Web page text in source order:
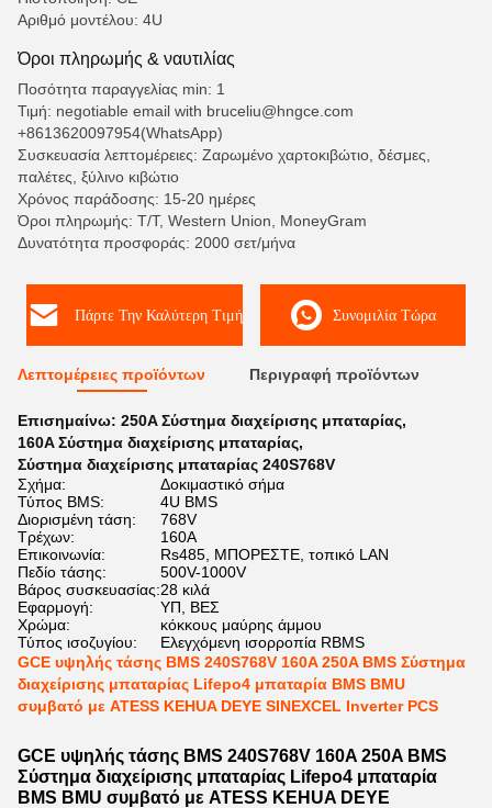
Αριθμό μοντέλου: 4U
Όροι πληρωμής & ναυτιλίας
Ποσότητα παραγγελίας min: 1
Τιμή: negotiable email with bruceliu@hngce.com
+8613620097954(WhatsApp)
Συσκευασία λεπτομέρειες: Ζαρωμένο χαρτοκιβώτιο, δέσμες,
παλέτες, ξύλινο κιβώτιο
Χρόνος παράδοσης: 15-20 ημέρες
Όροι πληρωμής: T/T, Western Union, MoneyGram
Δυνατότητα προσφοράς: 2000 σετ/μήνα
Πάρτε Την Καλύτερη Τιμή Συνομιλία Τώρα
Λεπτομέρειες προϊόντων Περιγραφή προϊόντων
Επισημαίνω: 250A Σύστημα διαχείρισης μπαταρίας,
160A Σύστημα διαχείρισης μπαταρίας,
Σύστημα διαχείρισης μπαταρίας 240S768V
Σχήμα:
Δοκιμαστικό σήμα
Τύπος BMS:
4U BMS
Διορισμένη τάση:
768V
Τρέχων:
160A
Επικοινωνία:
Rs485, ΜΠΟΡΕΣΤΕ, τοπικό LAN
Πεδίο τάσης:
500V-1000V
Βάρος συσκευασίας:28 κιλά
Εφαρμογή:
ΥΠ, ΒΕΣ
Χρώμα:
κόκκους μαύρης άμμου
Τύπος ισοζυγίου:
Ελεγχόμενη ισορροπία RBMS
GCE υψηλής τάσης BMS 240S768V 160A 250A BMS Σύστημα
διαχείρισης μπαταρίας Lifepo4 μπαταρία BMS BMU
συμβατό με ATESS KEHUA DEYE SINEXCEL Inverter PCS
GCE υψηλής τάσης BMS 240S768V 160A 250A BMS
Σύστημα διαχείρισης μπαταρίας Lifepo4 μπαταρία
BMS BMU συμβατό με ATESS KEHUA DEYE